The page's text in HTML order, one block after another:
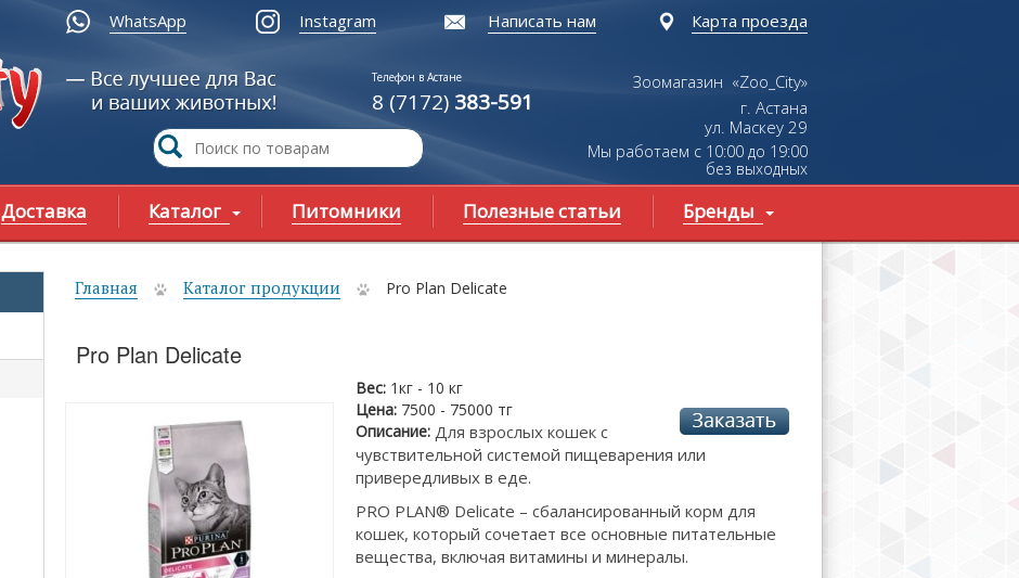
WhatsApp Instagram Написать нам Карта проезда
Телефон в Астане
8 (7172) 383-591
Зоомагазин «Zoo_City»
г. Астана
ул. Маскеу29
Мы работаем с 10:00 до 19:00
без выходных
Доставка Каталог Питомники Полезные статьи Бренды
Вы здесь
Главная Каталог продукции Pro Plan Delicate
Pro Plan Delicate
Вес: 1кг - 10 кг
Цена: 7500 - 75000 тг
Описание: Для взрослых кошек с
чувствительной системой пищеварения или
привередливых в еде.
PRO PLAN® Delicate – сбалансированный корм для
кошек, который сочетает все основные питательные
вещества, включая витамины и минералы.